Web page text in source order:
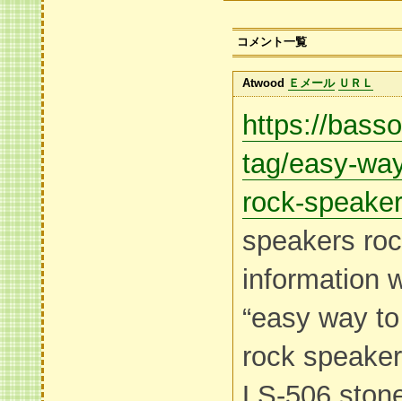
コメント一覧
Atwood Ｅメール ＵＲＬ
https://
tag/easy-
rock-
speakers
information
“easy way
rock